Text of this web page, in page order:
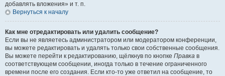
добавлять вложения» и т. п.
Вернуться к началу
Как мне отредактировать или удалить сообщение?
Если вы не являетесь администратором или модератором конференции,
вы можете редактировать и удалять только свои собственные сообщения.
Вы можете перейти к редактированию, щёлкнув по кнопке Правка в
соответствующем сообщении, иногда только в течение ограниченного
времени после его создания. Если кто-то уже ответил на сообщение, то